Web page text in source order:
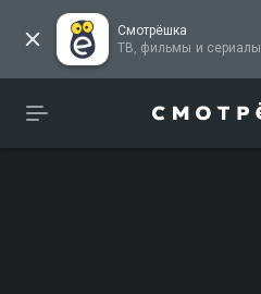
Смотрёшка
ТВ, фильмы и сериалы